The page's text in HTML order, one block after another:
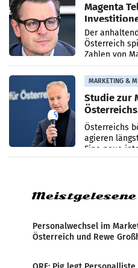
Magenta
Der
Österreich
Zahlen von
ersten sechs
verzeichnete
MARKETING &
Studie zur
werden
Österreichs
agieren
Eine neue
Personalwechsel im
Österreich und Rewe